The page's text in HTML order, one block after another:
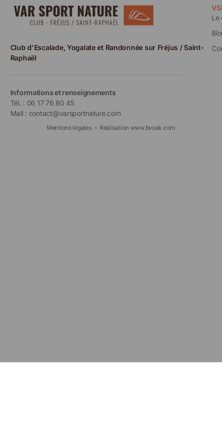
Club d'Escalade, Yogalate et Randonnée sur Fréjus / Saint-
Raphaël
Informations et renseignements
Tél. : 06 17 76 80 45
Mail : contact@varsportnature.com
Le
Mentions légales– Réalisation www.bvoak.com